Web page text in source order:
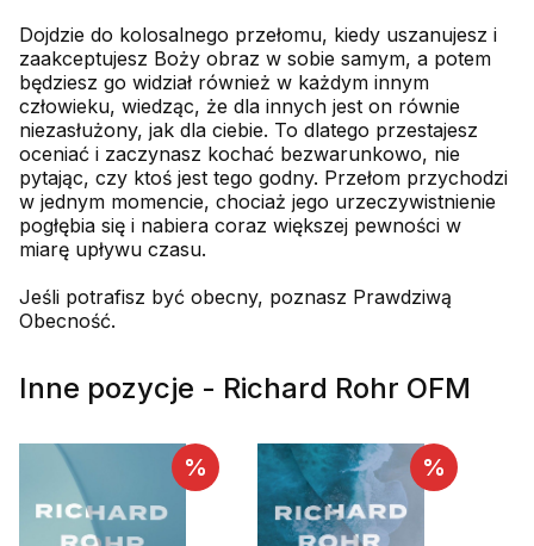
Dojdzie do kolosalnego przełomu, kiedy uszanujesz i
zaakceptujesz Boży obraz w sobie samym, a potem
będziesz go widział również w każdym innym
człowieku, wiedząc, że dla innych jest on równie
niezasłużony, jak dla ciebie. To dlatego przestajesz
oceniać i zaczynasz kochać bezwarunkowo, nie
pytając, czy ktoś jest tego godny. Przełom przychodzi
w jednym momencie, chociaż jego urzeczywistnienie
pogłębia się i nabiera coraz większej pewności w
miarę upływu czasu.
Jeśli potrafisz być obecny, poznasz Prawdziwą
Obecność.
Inne pozycje - Richard Rohr OFM
% %